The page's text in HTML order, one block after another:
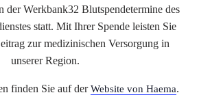
der Werkbank32 Blutspendetermine des
statt. Mit Ihrer Spende leisten Sie
zur medizinischen Versorgung in
unserer Region.
finden Sie auf derWebsite von Haema.